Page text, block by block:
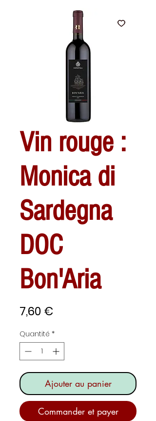
Vin rouge :
Monica di
Sardegna
DOC
Bon'Aria
7,60 €
Quantité *
Ajouter au panier
Commander et payer